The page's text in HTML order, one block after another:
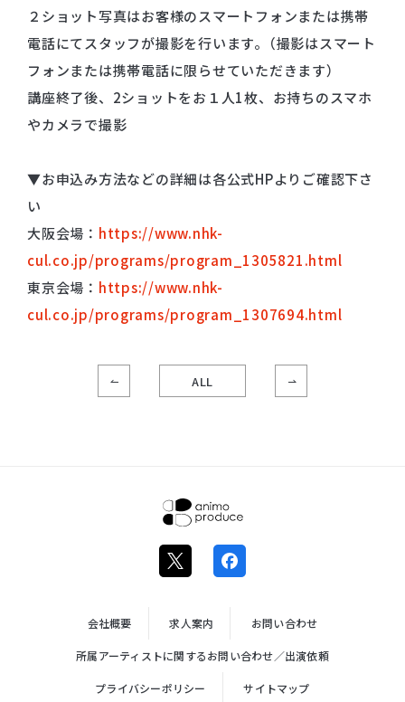
２ショット写真はお客様のスマートフォンまたは携帯
電話にてスタッフが撮影を行います。（撮影はスマート
フォンまたは携帯電話に限らせていただきます）
講座終了後、2ショットをお１人1枚、お持ちのスマホ
やカメラで撮影
▼お申込み方法などの詳細は各公式HPよりご確認下さ
い
大阪会場： https://www.nhk-
cul.co.jp/programs/program_1305821.html
東京会場： https://www.nhk-
cul.co.jp/programs/program_1307694.html
ALL
株式会社ア
ニモプロデ
会社概要 求人案内
お問い合わせ
所属アーティストに関するお問い合わせ／出演依頼
プライバシーポリシー
サイトマップ